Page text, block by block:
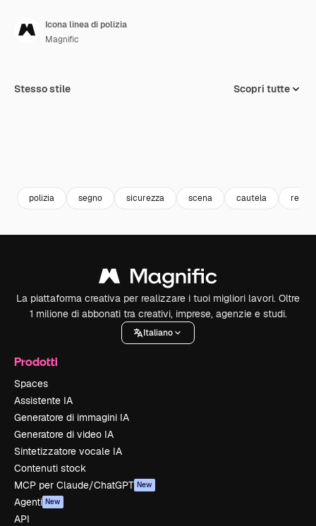
Icona linea di polizia
Magnific
Stesso stile Scopri tutte
polizia segno sicurezza scena cautela reato
La piattaforma creativa per realizzare i tuoi migliori lavori. Oltre
1 milione di abbonati tra creativi, imprese, agenzie e studi.
Italiano
Prodotti
Spaces
Assistente IA
Generatore di immagini IA
Generatore di video IA
Sintetizzatore vocale IA
Contenuti stock
MCP per Claude/ChatGPT New
Agenti New
API